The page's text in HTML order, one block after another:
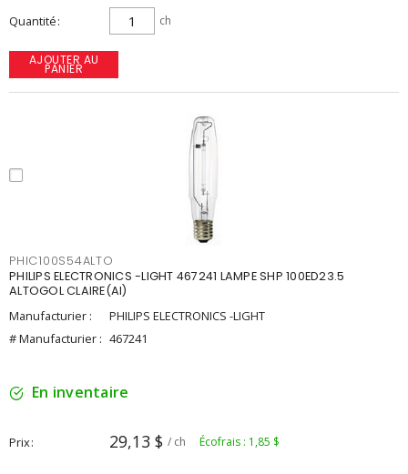
Quantité ch
AJOUTER AU
PANIER
PHIC100S54ALTO
PHILIPS ELECTRONICS -LIGHT 467241 LAMPE SHP 100ED23.5
ALTOGOL CLAIRE(AI)
Manufacturier :
PHILIPS ELECTRONICS -LIGHT
# Manufacturier : 467241
En inventaire
Prix 29,13 $ / ch Écofrais : 1,85 $